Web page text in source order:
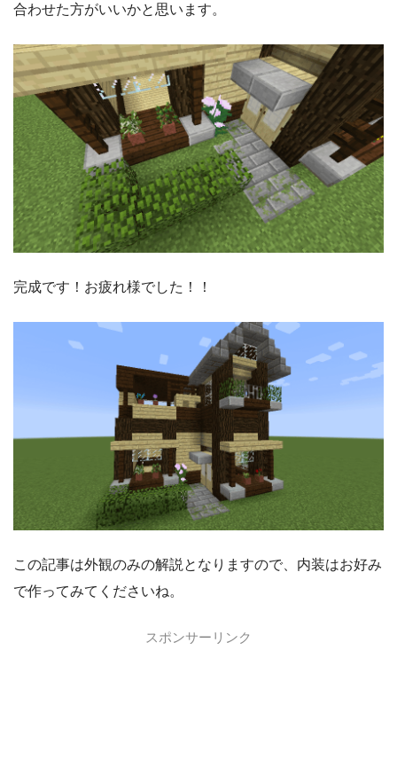
合わせた方がいいかと思います。
完成です！お疲れ様でした！！
この記事は外観のみの解説となりますので、内装はお好み
で作ってみてくださいね。
スポンサーリンク